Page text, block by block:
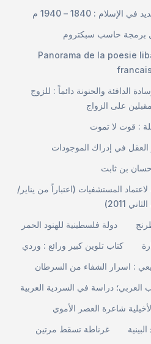
الإسلام : 1840 – 1940 م
Panorama de la poesie
الدافئة والحنونة دائماً : للزوج
على الزواج
: قوت لا تموت
العقل في إدراك الموجودات
بن ثابت
لاعتماد المستشفيات (اعتباراً من يناير/
2011)
دولة فلسطينية للهنود الحمر
كتاب تلوين كبير ورائع : وردي
: اسرار الشفاء من السرطان
العربي؛ دراسة في السردية العربية
شاعرة العصر الأموي
غرناطة تسقط مرتين